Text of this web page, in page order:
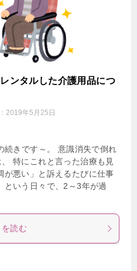
ンタルした介護用品につ
2019年5月25日
続きです～。 意識消失で倒れ
特にこれと言った治療も見
が悪い」と訴えるたびに仕事
という日々で、2～3年が過
読む